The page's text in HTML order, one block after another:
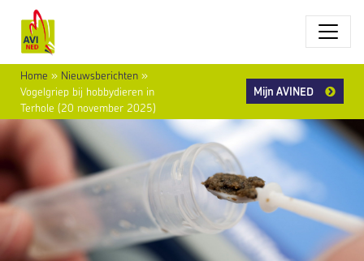
Home » Nieuwsberichten »
Vogelgriep bij hobbydieren in
Terhole (20 november 2025)
Mijn AVINED